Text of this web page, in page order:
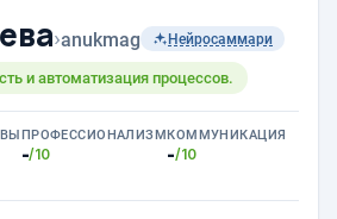
›anukmag Нейросаммари
и автоматизация процессов.
ПРОФЕССИОНАЛИЗМ
-/10
КОММУНИКАЦИЯ
-/10